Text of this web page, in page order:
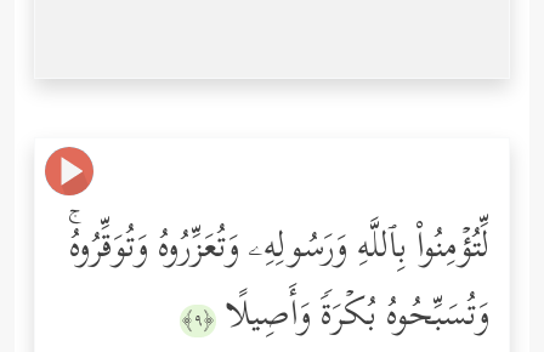
لِّتُؤۡمِنُواْ بِٱللَّهِ وَرَسُولِهِۦ وَتُعَزِّرُوهُ وَتُوَقِّرُوهُۚ
وَتُسَبِّحُوهُ بُكۡرَةࣰ وَأَصِیلًا ﴿٩﴾